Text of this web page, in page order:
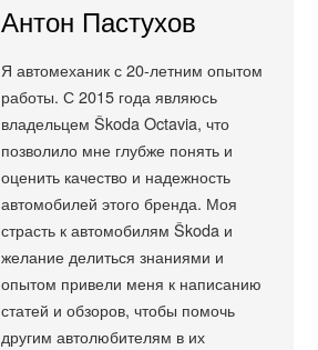
Антон Пастухов
Я автомеханик с 20-летним опытом
работы. С 2015 года являюсь
владельцем Škoda Octavia, что
позволило мне глубже понять и
оценить качество и надежность
автомобилей этого бренда. Моя
страсть к автомобилям Škoda и
желание делиться знаниями и
опытом привели меня к написанию
статей и обзоров, чтобы помочь
другим автолюбителям в их